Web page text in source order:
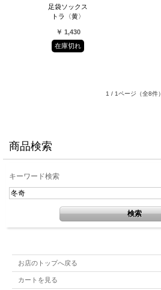
足袋ソックス
トラ〈黄〉
￥ 1,430
在庫切れ
1 / 1ページ （全8件）
商品検索
キーワード検索
お店のトップへ戻る
カートを見る